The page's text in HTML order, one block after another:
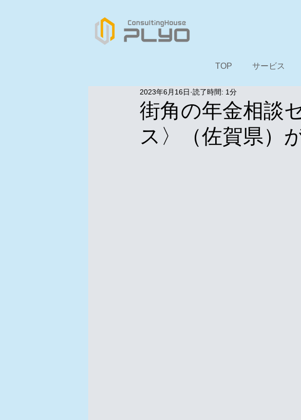
TOP サービス
街角の年金相談
ス〉（佐賀県）
2023年6月16日 読了時間: 1分